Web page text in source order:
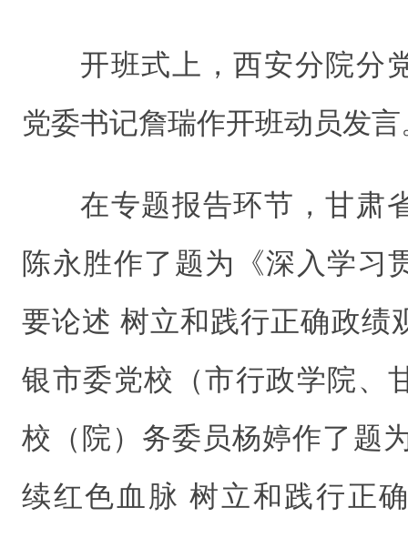
开班式上，西安分院分
党委书记詹瑞作开班动员发言
在专题报告环节，甘肃
陈永胜作了题为《深入学习
要论述 树立和践行正确政绩
银市委党校（市行政学院、
校（院）务委员杨婷作了题
续红色血脉 树立和践行正